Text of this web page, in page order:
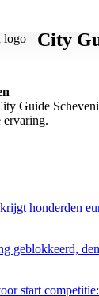
City
Guide
ervaring.
honderden
geblokkeerd,
start